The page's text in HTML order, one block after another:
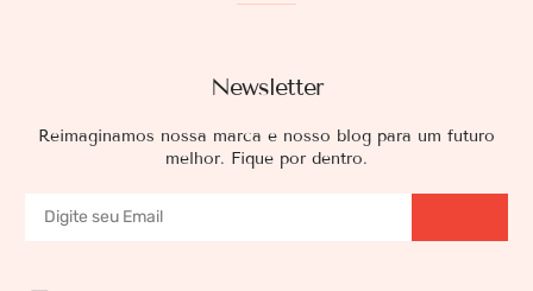
Newsletter
Reimaginamos nossa marca e nosso blog para um futuro
melhor. Fique por dentro.